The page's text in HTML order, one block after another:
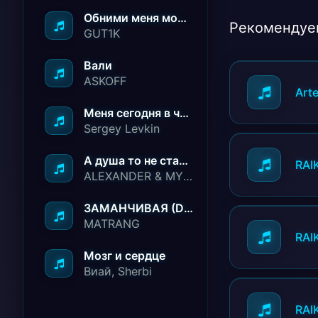
Обними меня молча ничего не говори
GUT1K
Вали
ASKOFF
Меня сегодня в чёрный список занесли
Sergey Levkin
А душа то не стареет
ALEXANDER & MY FAMILY
ЗАМАНЧИВАЯ (Deep House Remix)
MATRANG
Мозг и сердце
Виай, Sherbi